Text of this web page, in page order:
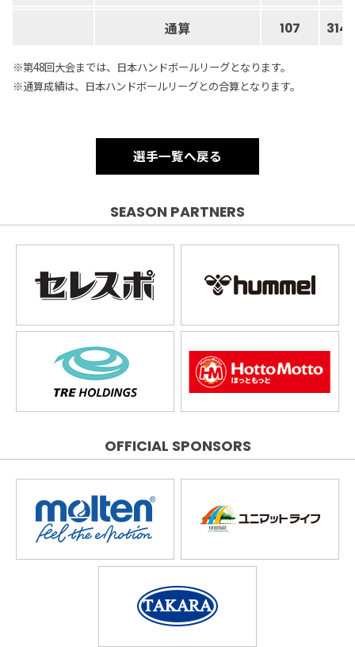
通算 107 314
※第48回大会までは、日本ハンドボールリーグとなります。
※通算成績は、日本ハンドボールリーグとの合算となります。
選手一覧へ戻る
SEASON PARTNERS
OFFICIAL SPONSORS